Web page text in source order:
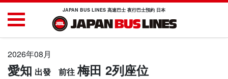
JAPAN BUS LINES 高速巴士 夜行巴士預約 日本
2026年08月
愛知 梅田 2列座位